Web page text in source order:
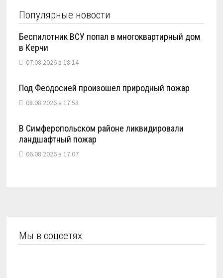
Популярные новости
Беспилотник ВСУ попал в многоквартирный дом
в Керчи
07.08.2026 в 18:14
Под Феодосией произошел природный пожар
08.08.2026 в 17:58
В Симферопольском районе ликвидировали
ландшафтный пожар
06.08.2026 в 17:07
Мы в соцсетях